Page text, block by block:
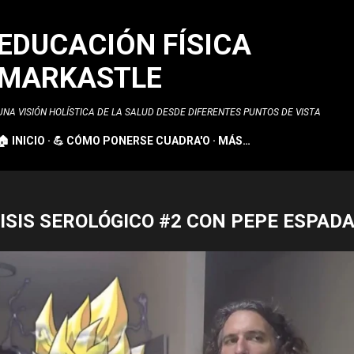
FÍSICA
VISIÓN HOLÍSTICA DE LA SALUD DESDE DIFERENTES PUNTOS DE VISTA
INICIO 💪 CÓMO PONERSE CUADRA'O MÁS…
SEROLÓGICO #2 CON PEPE ESPADA